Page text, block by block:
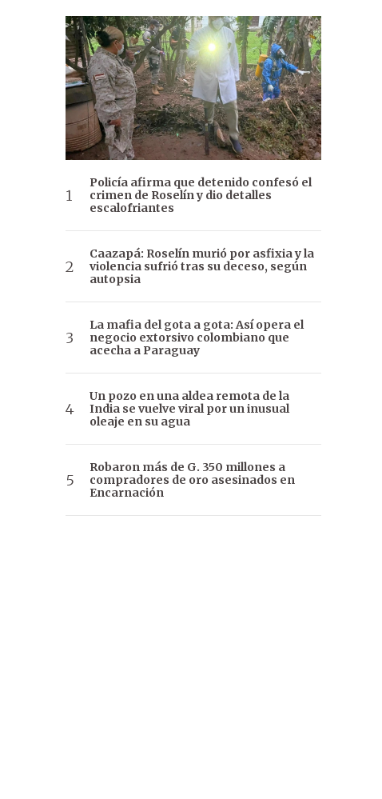
Policía afirma que detenido confesó el
crimen de Roselín y dio detalles
escalofriantes
Caazapá: Roselín murió por asfixia y la
violencia sufrió tras su deceso, según
autopsia
La mafia del gota a gota: Así opera el
negocio extorsivo colombiano que
acecha a Paraguay
Un pozo en una aldea remota de la
India se vuelve viral por un inusual
oleaje en su agua
Robaron más de G. 350 millones a
compradores de oro asesinados en
Encarnación